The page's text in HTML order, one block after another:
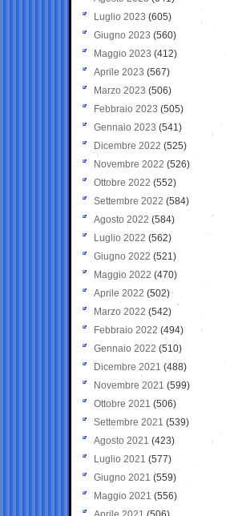
Luglio 2023 (605)
Giugno 2023 (560)
Maggio 2023 (412)
Aprile 2023 (567)
Marzo 2023 (506)
Febbraio 2023 (505)
Gennaio 2023 (541)
Dicembre 2022 (525)
Novembre 2022 (526)
Ottobre 2022 (552)
Settembre 2022 (584)
Agosto 2022 (584)
Luglio 2022 (562)
Giugno 2022 (521)
Maggio 2022 (470)
Aprile 2022 (502)
Marzo 2022 (542)
Febbraio 2022 (494)
Gennaio 2022 (510)
Dicembre 2021 (488)
Novembre 2021 (599)
Ottobre 2021 (506)
Settembre 2021 (539)
Agosto 2021 (423)
Luglio 2021 (577)
Giugno 2021(559)
Maggio 2021 (556)